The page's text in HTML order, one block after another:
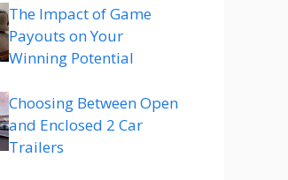
The Impact of Game
Payouts on Your
Winning Potential
Choosing Between Open
and Enclosed 2 Car
Trailers